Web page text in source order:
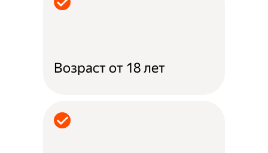
Возраст от 18 лет